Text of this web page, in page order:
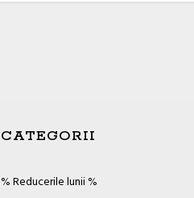
CATEGORII
% Reducerile lunii %